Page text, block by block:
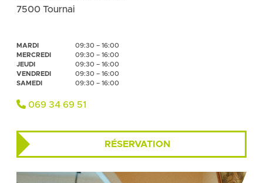
7500 Tournai
MARDI
09:30 – 16:00
MERCREDI
09:30 – 16:00
JEUDI
09:30 – 16:00
VENDREDI
09:30 – 16:00
SAMEDI
09:30 – 16:00
069 34 69 51
RÉSERVATION